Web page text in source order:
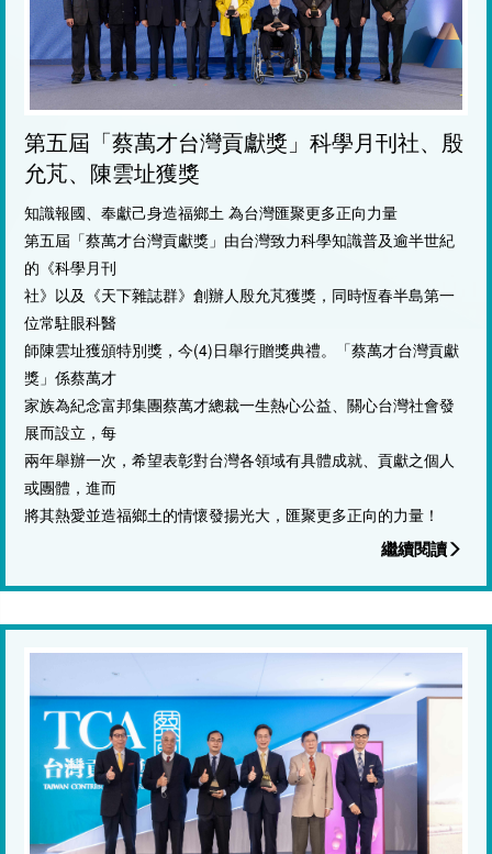
第五屆「蔡萬才台灣貢獻獎」科學月刊社、殷
允芃、陳雲址獲獎
知識報國、奉獻己身造福鄉土 為台灣匯聚更多正向力量
第五屆「蔡萬才台灣貢獻獎」由台灣致力科學知識普及逾半世紀
的《科學月刊
社》以及《天下雜誌群》創辦人殷允芃獲獎，同時恆春半島第一
位常駐眼科醫
師陳雲址獲頒特別獎，今(4)日舉行贈獎典禮。「蔡萬才台灣貢獻
獎」係蔡萬才
家族為紀念富邦集團蔡萬才總裁一生熱心公益、關心台灣社會發
展而設立，每
兩年舉辦一次，希望表彰對台灣各領域有具體成就、貢獻之個人
或團體，進而
將其熱愛並造福鄉土的情懷發揚光大，匯聚更多正向的力量！
繼續閱讀